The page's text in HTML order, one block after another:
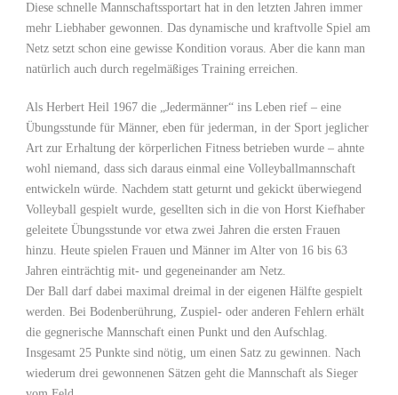
Diese schnelle Mannschaftssportart hat in den letzten Jahren immer
mehr Liebhaber gewonnen. Das dynamische und kraftvolle Spiel am
Netz setzt schon eine gewisse Kondition voraus. Aber die kann man
natürlich auch durch regelmäßiges Training erreichen.
Als Herbert Heil 1967 die „Jedermänner“ ins Leben rief – eine
Übungsstunde für Männer, eben für jederman, in der Sport jeglicher
Art zur Erhaltung der körperlichen Fitness betrieben wurde – ahnte
wohl niemand, dass sich daraus einmal eine Volleyballmannschaft
entwickeln würde. Nachdem statt geturnt und gekickt überwiegend
Volleyball gespielt wurde, gesellten sich in die von Horst Kiefhaber
geleitete Übungsstunde vor etwa zwei Jahren die ersten Frauen
hinzu. Heute spielen Frauen und Männer im Alter von 16 bis 63
Jahren einträchtig mit- und gegeneinander am Netz.
Der Ball darf dabei maximal dreimal in der eigenen Hälfte gespielt
werden. Bei Bodenberührung, Zuspiel- oder anderen Fehlern erhält
die gegnerische Mannschaft einen Punkt und den Aufschlag.
Insgesamt 25 Punkte sind nötig, um einen Satz zu gewinnen. Nach
wiederum drei gewonnenen Sätzen geht die Mannschaft als Sieger